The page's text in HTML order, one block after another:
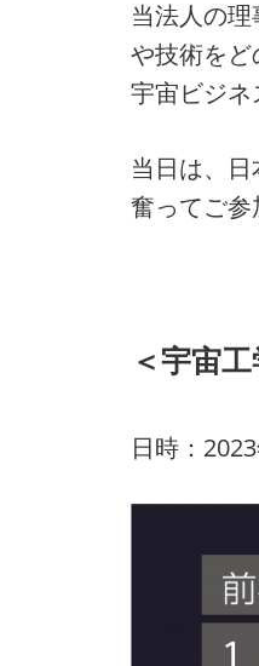
当法人の
や技術をど
宇宙ビジネ
当日は、
奮ってご参
＜宇宙
日時：